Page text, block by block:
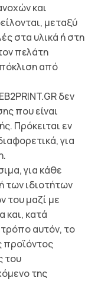
και
μεταξύ
στα υλικά ή στη
πελάτη
από
δεν
που είναι
Πρόκειται εν
για
για κάθε
των ιδιοτήτων
του μαζί με
και, κατά
αυτόν, το
προϊόντος
του
της